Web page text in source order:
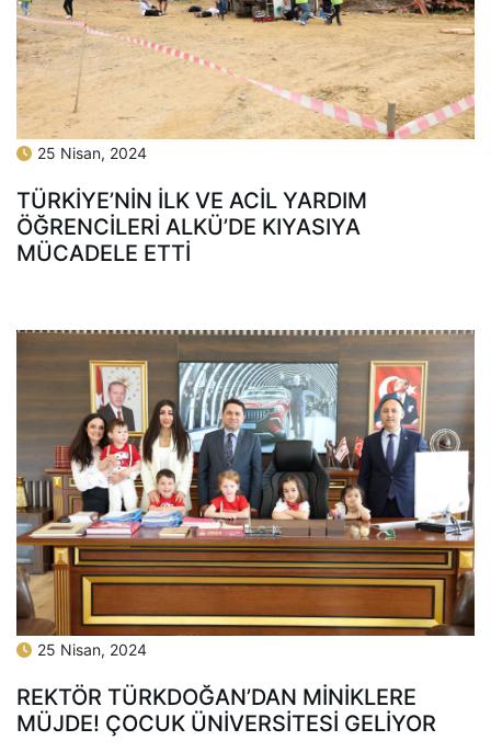
25 Nisan, 2024
TÜRKİYE’NİN İLK VE ACİL YARDIM
ÖĞRENCİLERİ ALKÜ’DE KIYASIYA
MÜCADELE ETTİ
25 Nisan, 2024
REKTÖR TÜRKDOĞAN’DAN MİNİKLERE
MÜJDE! ÇOCUK ÜNİVERSİTESİ GELİYOR